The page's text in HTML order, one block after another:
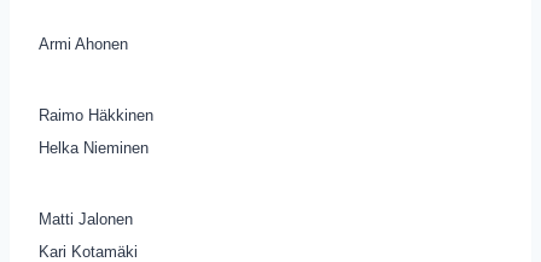
Armi Ahonen
Raimo Häkkinen
Helka Nieminen
Matti Jalonen
Kari Kotamäki